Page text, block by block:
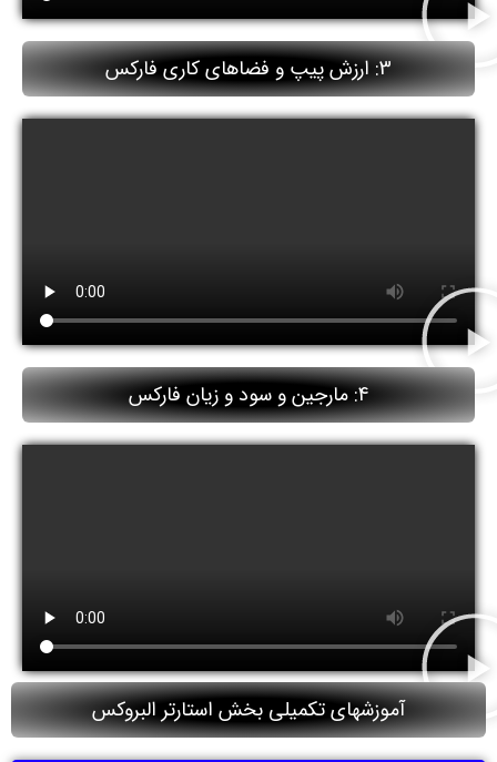
3: ارزش پیپ و فضاهای کاری فارکس
4: مارجین و سود و زیان فارکس
آموزشهای تکمیلی بخش استارتر البروکس